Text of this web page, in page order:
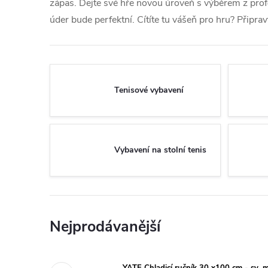
zápas. Dejte své hře novou úroveň s výběrem z
úder bude perfektní. Cítíte tu vášeň pro hru?
Tenisové vybavení
Vybavení na stolní tenis
Nejprodávanější